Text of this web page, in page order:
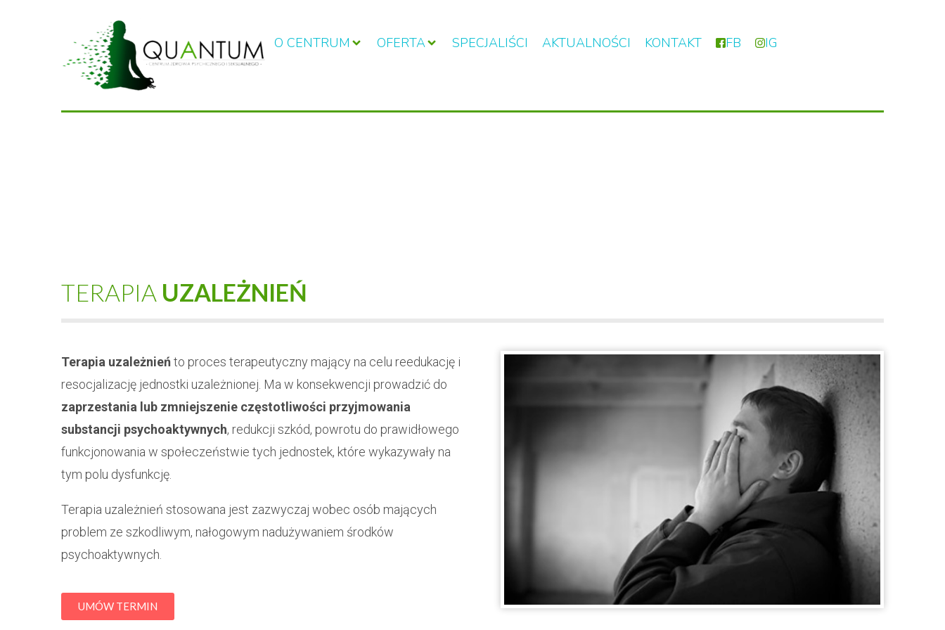
O CENTRUM OFERTA SPECJALIŚCI AKTUALNOŚCI KONTAKT FB IG
TERAPIA UZALEŻNIEŃ
Terapia uzależnieńto proces terapeutyczny mający na celu reedukację i
resocjalizację jednostki uzależnionej. Ma w konsekwencji prowadzić do
zaprzestania lub zmniejszenie częstotliwości przyjmowania
substancji psychoaktywnych, redukcji szkód, powrotu do prawidłowego
funkcjonowania w społeczeństwie tych jednostek, które wykazywały na
tym polu dysfunkcję.
Terapia uzależnień stosowana jest zazwyczaj wobec osób mających
problem ze szkodliwym, nałogowym nadużywaniem środków
psychoaktywnych.
UMÓW TERMIN